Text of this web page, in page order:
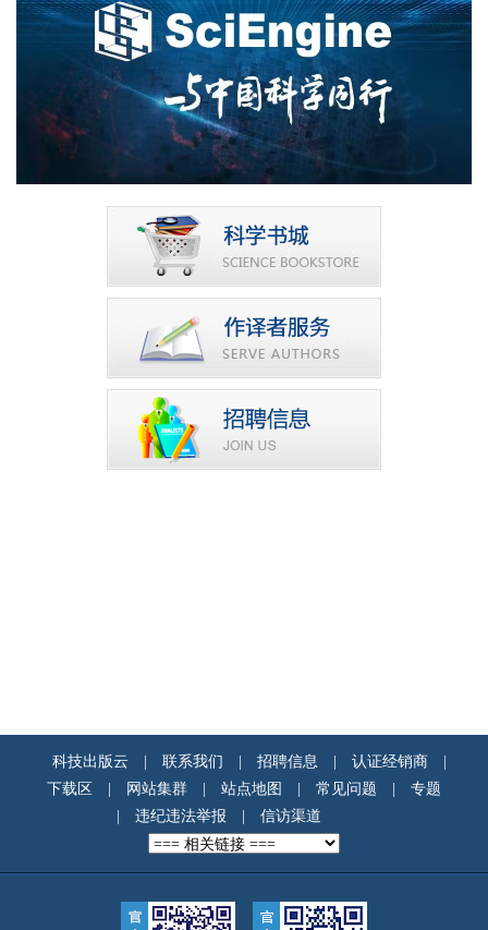
科技出版云 联系我们 招聘信息 认证经销商
下载区
网站集群 站点地图 常见问题
专题
违纪违法举报 信访渠道